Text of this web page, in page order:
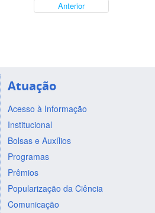
Anterior
Atuação
Acesso à Informação
Institucional
Bolsas e Auxílios
Programas
Prêmios
Popularização da Ciência
Comunicação